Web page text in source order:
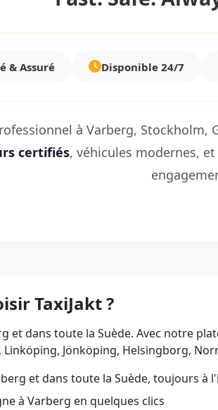
& Assuré Disponible 24/7
à Varberg,
certifiés, véhicules modernes, et
TaxiJakt ?
et dans toute la Suède. Avec notre
Jönköping, Helsingborg,
et dans toute la Suède, toujours à
à Varberg en quelques clics